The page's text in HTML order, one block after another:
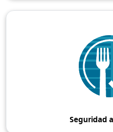
Seguridad